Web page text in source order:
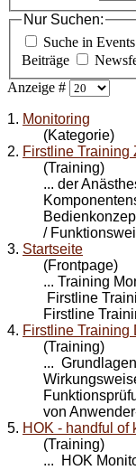
Nur Suchen:
Suche in Events
Beiträge
Anzeige #
1. Monitoring
(Kategorie)
2. Firstline Training
(Training)
... der
/
3. Startseite
(Frontpage)
... Training
Firstline
Firstline
4. Firstline Training
(Training)
...
von
5. HOK - handful of
(Training)
... HOK